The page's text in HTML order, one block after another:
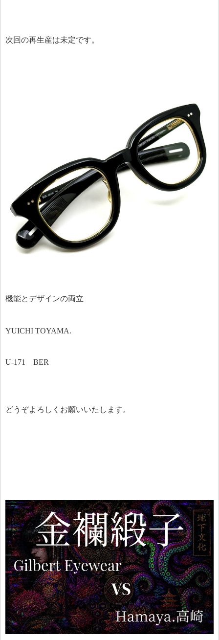
次回の再生産は未定です。
機能とデザインの両立
YUICHI TOYAMA.
U-171 BER
どうぞよろしくお願いいたします。